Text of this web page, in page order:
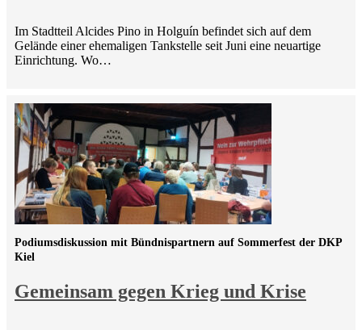
Im Stadtteil Alcides Pino in Holguín befindet sich auf dem
Gelände einer ehemaligen Tankstelle seit Juni eine neuartige
Einrichtung. Wo…
Gemeinsam gegen Krieg und Krise
Podiumsdiskussion mit Bündnispartnern auf Sommerfest der DKP
Kiel